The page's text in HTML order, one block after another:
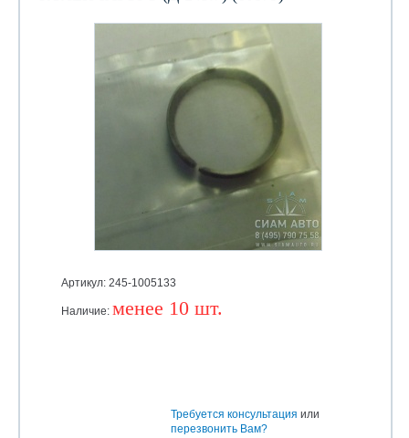
Артикул: 245-1005133
Наличие: менее 10 шт.
Требуется консультация или
перезвонить Вам?